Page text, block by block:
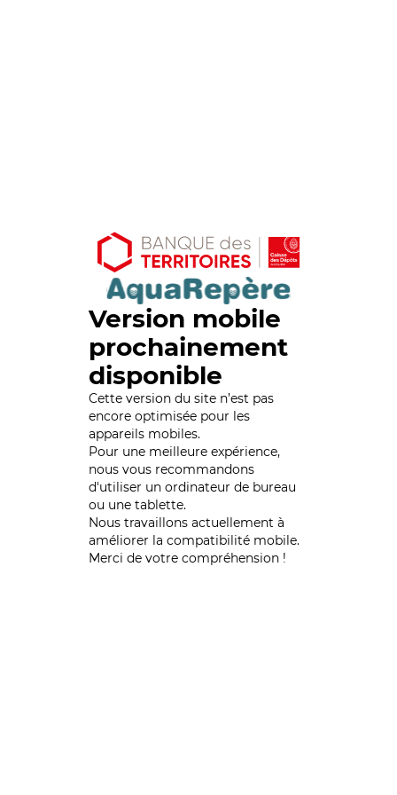
Version mobile
prochainement
disponible
Cette version du site n’est pas
encore optimisée pour les
appareils mobiles.
Pour une meilleure expérience,
nous vous recommandons
d'utiliser un ordinateur de bureau
ou une tablette.
Nous travaillons actuellement à
améliorer la compatibilité mobile.
Merci de votre compréhension !